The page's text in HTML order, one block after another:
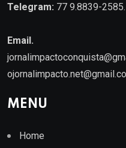
Telegram: 77 9.8839-2585.
Email.
MENU
Home